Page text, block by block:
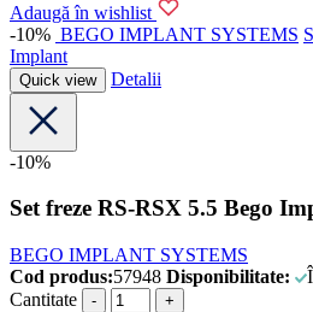
Adaugă în wishlist
-10% BEGO IMPLANT SYSTEMS
Implant
Quick view Detalii
-10%
Set freze RS-RSX 5.5 Bego
BEGO IMPLANT SYSTEMS
Cod produs:57948 Disponibilitate:
Cantitate